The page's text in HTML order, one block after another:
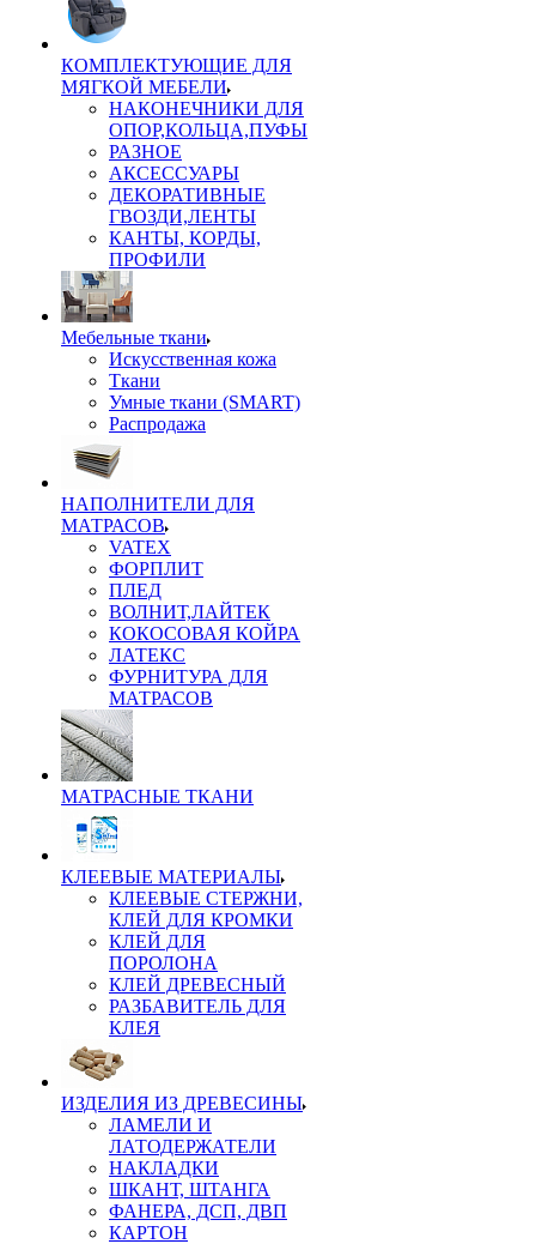
КОМПЛЕКТУЮЩИЕ ДЛЯ
МЯГКОЙ МЕБЕЛИ
НАКОНЕЧНИКИ ДЛЯ
ОПОР,КОЛЬЦА,ПУФЫ
РАЗНОЕ
АКСЕССУАРЫ
ДЕКОРАТИВНЫЕ
ГВОЗДИ,ЛЕНТЫ
КАНТЫ, КОРДЫ,
ПРОФИЛИ
Мебельные ткани
Искусственная кожа
Ткани
Умные ткани (SMART)
Распродажа
НАПОЛНИТЕЛИ ДЛЯ
МАТРАСОВ
VATEX
ФОРПЛИТ
ПЛЕД
ВОЛНИТ,ЛАЙТЕК
КОКОСОВАЯ КОЙРА
ЛАТЕКС
ФУРНИТУРА ДЛЯ
МАТРАСОВ
МАТРАСНЫЕ ТКАНИ
КЛЕЕВЫЕ МАТЕРИАЛЫ
КЛЕЕВЫЕ СТЕРЖНИ,
КЛЕЙ ДЛЯ КРОМКИ
КЛЕЙ ДЛЯ
ПОРОЛОНА
КЛЕЙ ДРЕВЕСНЫЙ
РАЗБАВИТЕЛЬ ДЛЯ
КЛЕЯ
ИЗДЕЛИЯ ИЗ ДРЕВЕСИНЫ
ЛАМЕЛИ И
ЛАТОДЕРЖАТЕЛИ
НАКЛАДКИ
ШКАНТ, ШТАНГА
ФАНЕРА, ДСП, ДВП
КАРТОН